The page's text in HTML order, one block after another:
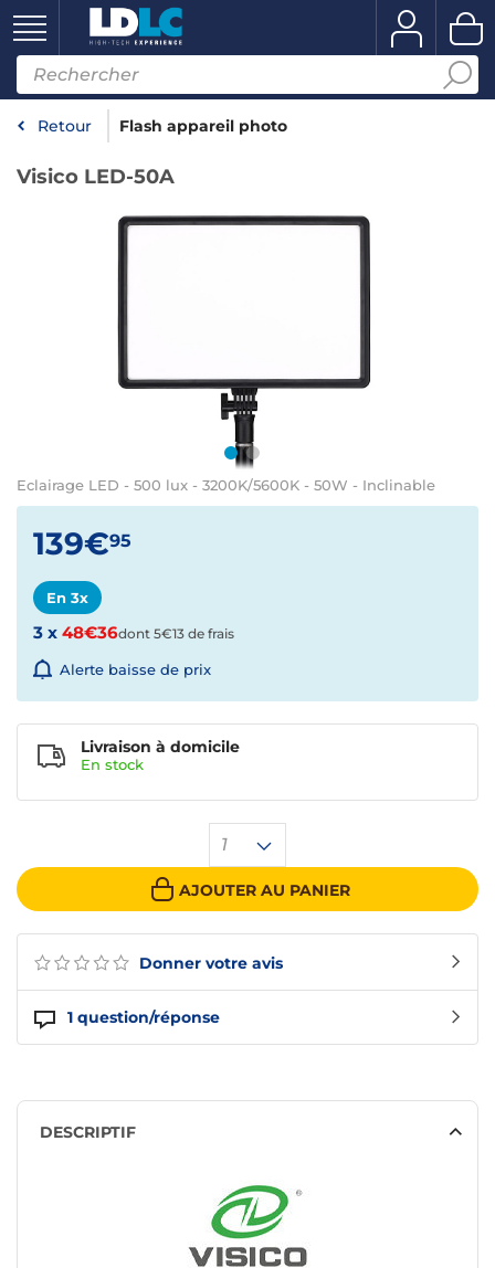
Retour Flash appareil photo
Visico LED-50A
Eclairage LED - 500 lux - 3200K/5600K - 50W - Inclinable
Donner votre avis
1 question/réponse
139€95
En 3x
3 x 48€36dont 5€13 de frais
Alerte baisse de prix
1
AJOUTER AU PANIER
Livraison à domicile
En stock
DESCRIPTIF